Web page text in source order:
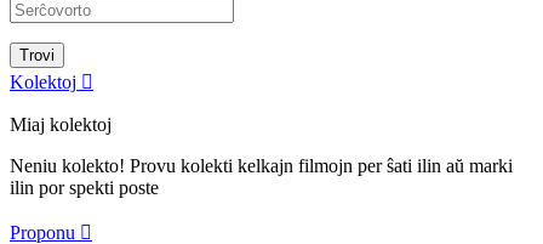
Kolektoj 
Miaj kolektoj
Neniu kolekto! Provu kolekti kelkajn filmojn per ŝati ilin aŭ marki
ilin por spekti poste
Proponu 